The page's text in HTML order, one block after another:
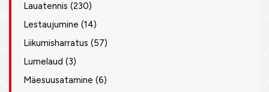
Lauatennis (230)
Lestaujumine (14)
Liikumisharratus (57)
Lumelaud (3)
Mäesuusatamine (6)